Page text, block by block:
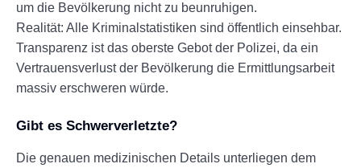
um die Bevölkerung nicht zu beunruhigen.
Realität: Alle Kriminalstatistiken sind öffentlich einsehbar.
Transparenz ist das oberste Gebot der Polizei, da ein
Vertrauensverlust der Bevölkerung die Ermittlungsarbeit
massiv erschweren würde.
Gibt es Schwerverletzte?
Die genauen medizinischen Details unterliegen dem